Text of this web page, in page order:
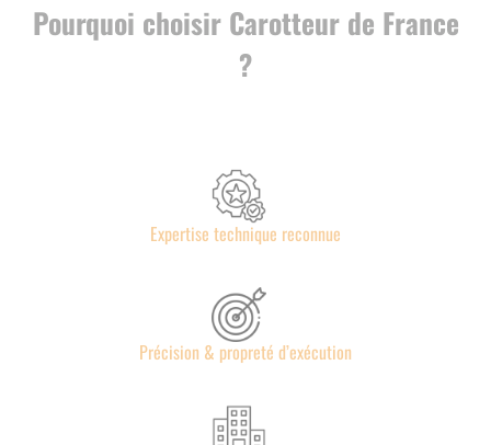
Pourquoi choisir Carotteur de France
?
Expertise technique reconnue
Précision & propreté d’exécution